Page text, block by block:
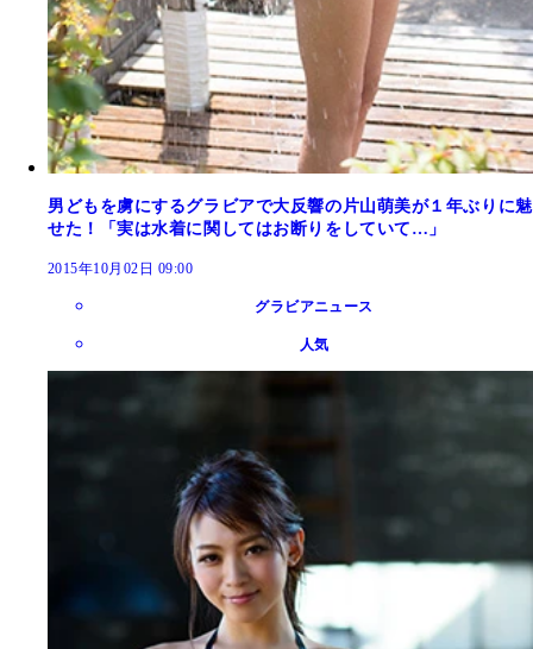
男どもを虜にするグラビアで大反響の片山萌美が１年ぶりに魅
せた！「実は水着に関してはお断りをしていて…」
2015年10月02日 09:00
グラビアニュース
人気